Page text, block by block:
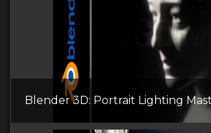
Blender 3D: Portrait Lighting